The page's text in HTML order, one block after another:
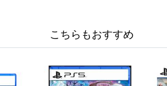
こちらもおすすめ